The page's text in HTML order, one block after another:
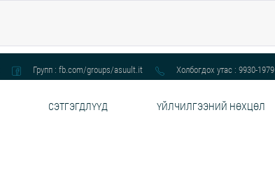
Групп : fb.com/groups/asuult.it Холбогдох утас : 9930-1979
СЭТГЭГДЛҮҮД ҮЙЛЧИЛГЭЭНИЙ НӨХЦӨЛ